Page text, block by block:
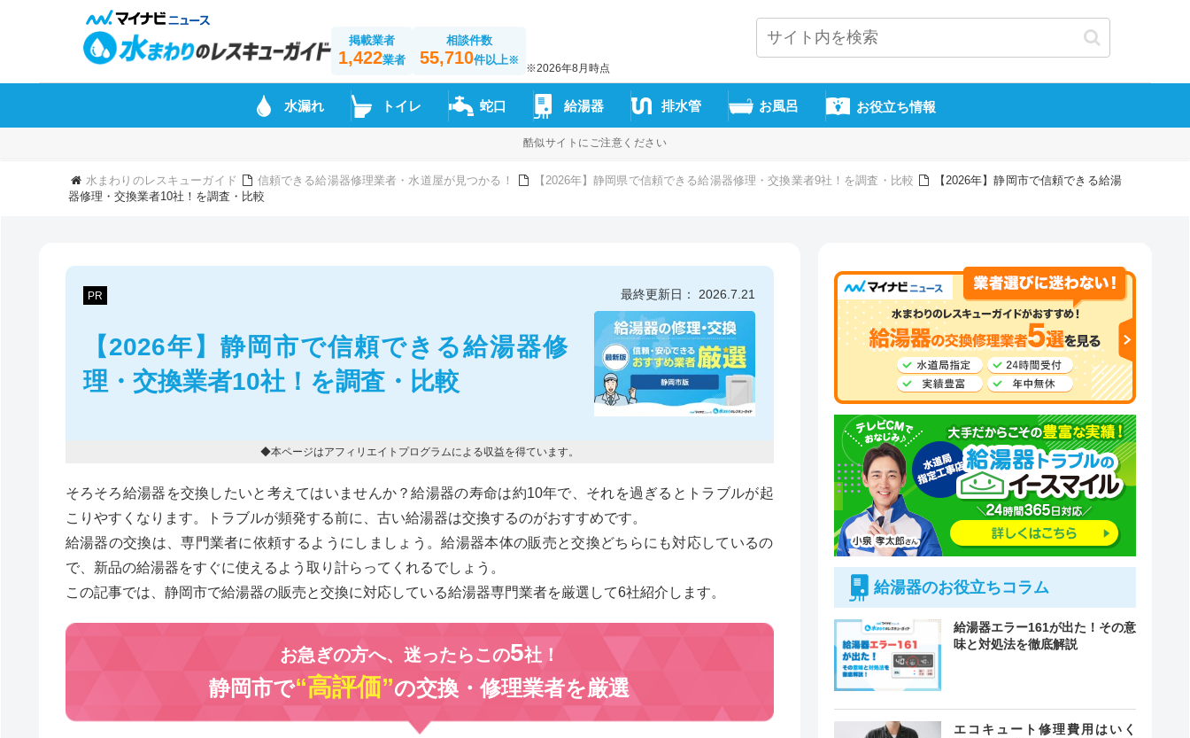
掲載業者
1,422業者
相談件数
55,710件以上※
※2026年8月時点
水漏れ トイレ 蛇口 給湯器 排水管 お風呂 お役立ち情報
酷似サイトにご注意ください
水まわりのレスキューガイド 信頼できる給湯器修理業者・水道屋が見つかる！ 【2026年】静岡県で信頼できる給湯器修理・交換業者9社！を調査・比較
【2026年】静岡市で信頼できる給湯
器修理・交換業者10社！を調査・比較
PR
【2026年】静岡市で信頼できる給湯器修
理・交換業者10社！を調査・比較
最終更新日： 2026.7.21
◆本ページはアフィリエイトプログラムによる収益を得ています。
そろそろ給湯器を交換したいと考えてはいませんか？給湯器の寿命は約10年で、それを過ぎるとトラブルが起
こりやすくなります。トラブルが頻発する前に、古い給湯器は交換するのがおすすめです。
給湯器の交換は、専門業者に依頼するようにしましょう。給湯器本体の販売と交換どちらにも対応しているの
で、新品の給湯器をすぐに使えるよう取り計らってくれるでしょう。
この記事では、静岡市で給湯器の販売と交換に対応している給湯器専門業者を厳選して6社紹介します。
お急ぎの方へ、迷ったらこの5社！
静岡市で“高評価”の交換・修理業者を厳選
給湯器のお役立ちコラム
給湯器エラー161が出た！その意
味と対処法を徹底解説
エコキュート修理費用はいく